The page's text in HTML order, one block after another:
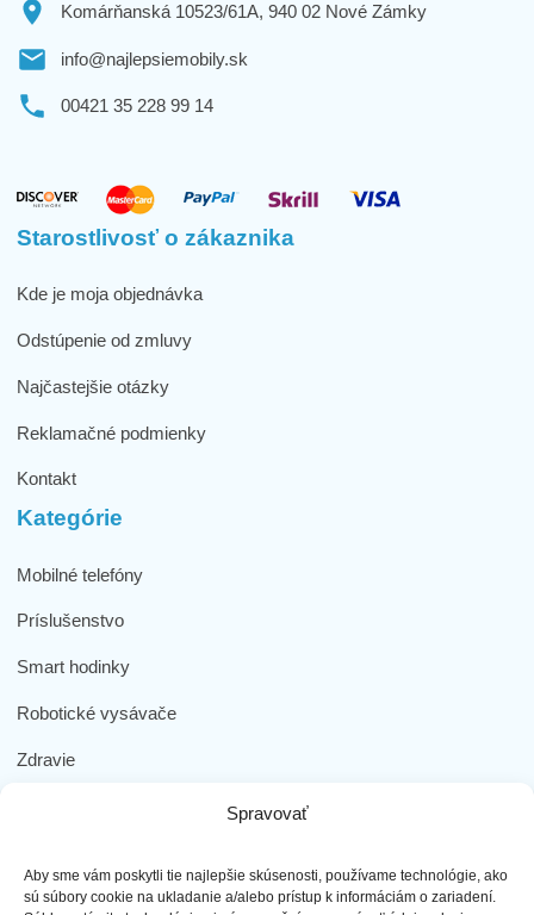
Spravovať
Aby sme vám poskytli tie najlepšie skúsenosti, používame technológie, ako
sú súbory cookie na ukladanie a/alebo prístup k informáciám o zariadení.
Komárňanská 10523/61A, 940 02 Nové Zámky
info@najlepsiemobily.sk
00421 35 228 99 14
Starostlivosť o zákaznika
Kde je moja objednávka
Odstúpenie od zmluvy
Najčastejšie otázky
Reklamačné podmienky
Kontakt
Kategórie
Mobilné telefóny
Príslušenstvo
Smart hodinky
Robotické vysávače
Zdravie
Dôležité odkazy